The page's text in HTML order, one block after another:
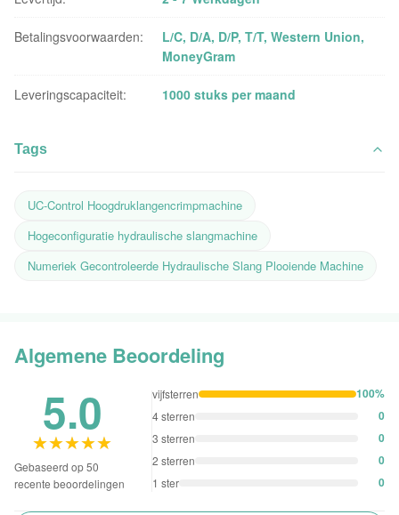
Betalingsvoorwaarden:
L/C, D/A, D/P, T/T, Western Union,
MoneyGram
Leveringscapaciteit: 1000 stuks per maand
Tags
UC-Control Hoogdruklangencrimpmachine
Hogeconfiguratie hydraulische slangmachine
Numeriek Gecontroleerde Hydraulische Slang Plooiende Machine
Algemene Beoordeling
5.0
★★★★★
★★★★★
Gebaseerd op 50
recente beoordelingen
vijfsterren 100%
4 sterren 0
3 sterren 0
2 sterren 0
1 ster 0